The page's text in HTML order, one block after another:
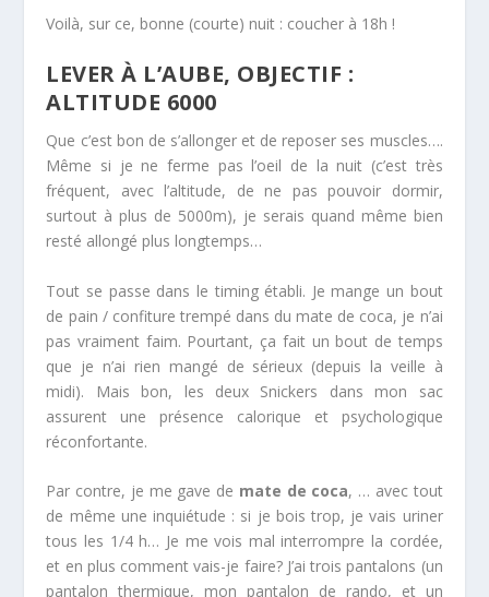
Voilà, sur ce, bonne (courte) nuit : coucher à 18h !
LEVER À L’AUBE, OBJECTIF :
ALTITUDE 6000
Que c’est bon de s’allonger et de reposer ses muscles….
Même si je ne ferme pas l’oeil de la nuit (c’est très
fréquent, avec l’altitude, de ne pas pouvoir dormir,
surtout à plus de 5000m), je serais quand même bien
resté allongé plus longtemps…
Tout se passe dans le timing établi. Je mange un bout
de pain / confiture trempé dans du mate de coca, je n’ai
pas vraiment faim. Pourtant, ça fait un bout de temps
que je n’ai rien mangé de sérieux (depuis la veille à
midi). Mais bon, les deux Snickers dans mon sac
assurent une présence calorique et psychologique
réconfortante.
Par contre, je me gave de mate de coca, … avec tout
de même une inquiétude : si je bois trop, je vais uriner
tous les 1/4 h… Je me vois mal interrompre la cordée,
et en plus comment vais-je faire? J’ai trois pantalons (un
pantalon thermique, mon pantalon de rando, et un